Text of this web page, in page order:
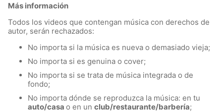
Más información
Todos los videos que contengan música con derechos de
autor, serán rechazados:
No importa si la música es nueva o demasiado vieja;
No importa si es genuina o cover;
No importa si se trata de música integrada o de
fondo;
No importa dónde se reproduzca la música: en tu
auto/casa o en un club/restaurante/barbería;